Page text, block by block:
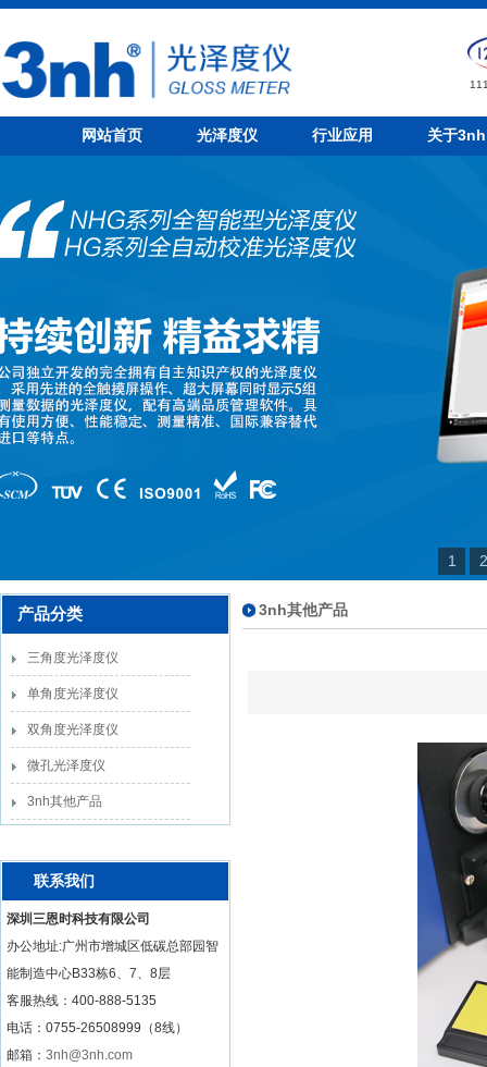
网站首页 光泽度仪 行业应用 关于3nh
1 2
产品分类
三角度光泽度仪
单角度光泽度仪
双角度光泽度仪
微孔光泽度仪
3nh其他产品
联系我们
深圳三恩时科技有限公司
办公地址:广州市增城区低碳总部园智
能制造中心B33栋6、7、8层
客服热线： 400-888-5135
电话：0755-26508999（8线）
邮箱： 3nh@3nh.com
3nh其他产品